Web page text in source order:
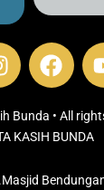
F
a
e
b
Bunda • All
KASIH BUNDA